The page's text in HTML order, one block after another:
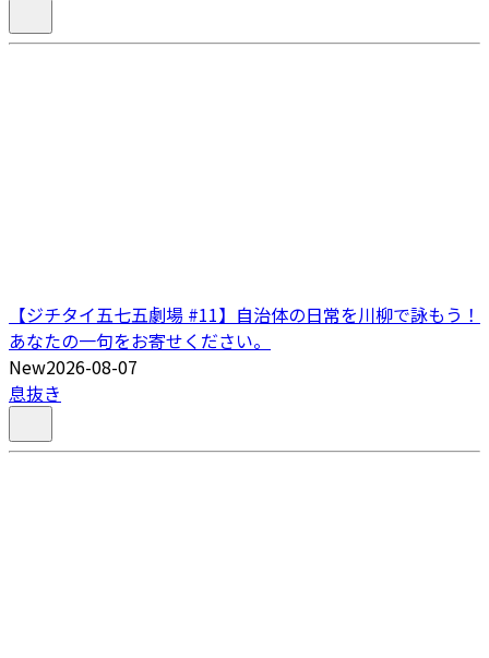
【ジチタイ五七五劇場 #11】自治体の日常を川柳で詠もう！
あなたの一句をお寄せください。
New2026-08-07
息抜き